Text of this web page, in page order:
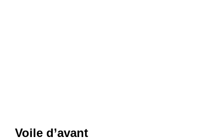
Voile d’avant